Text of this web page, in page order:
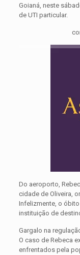
Goianá, neste
de UTI particular.
Do aeroporto,
cidade de Oliveira,
Infelizmente, o
instituição de
Gargalo na
O caso de Rebeca
enfrentados pela